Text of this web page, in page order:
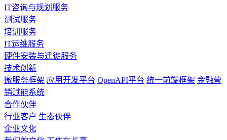
IT咨询与规划服务
测试服务
培训服务
IT运维服务
硬件安装与迁徙服务
技术创新
微服务框架 应用开发平台 OpenAPI平台 统一前端框架 金融营
销赋能系统
合作伙伴
行业客户 生态伙伴
企业文化